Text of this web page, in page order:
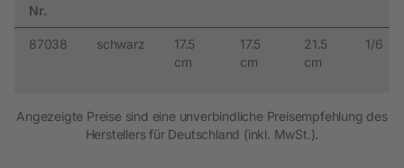
Nr.
87038 schwarz
17.5
cm
17.5
cm
21.5
cm
1/6
Angezeigte Preise sind eine unverbindliche Preisempfehlung des
Herstellers für Deutschland (inkl. MwSt.).